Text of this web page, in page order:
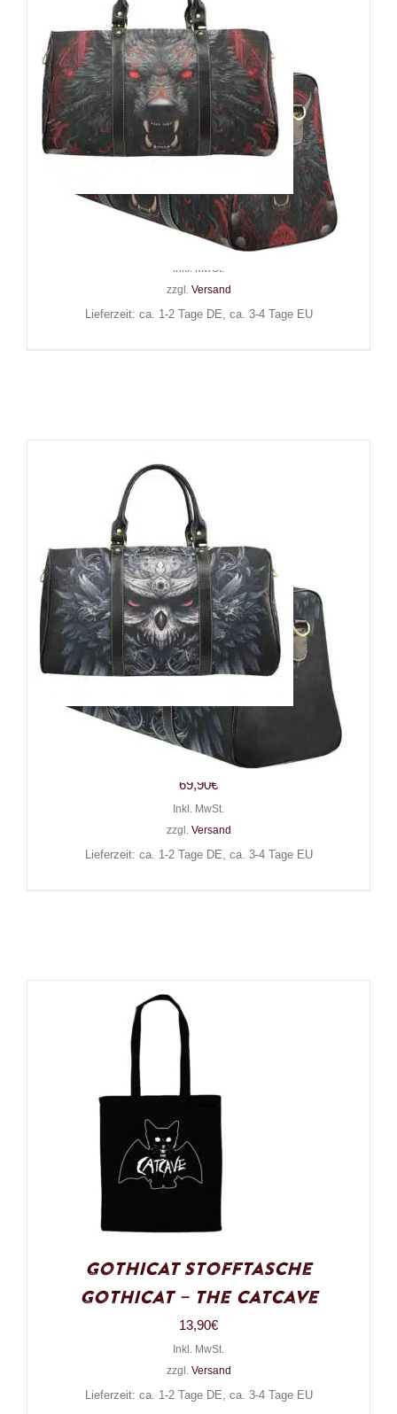
Barmetal Reisetasche Hellwolf
69,90€
Inkl. MwSt.
zzgl. Versand
Lieferzeit: ca. 1-2 Tage DE, ca. 3-4 Tage EU
Barmetal Reisetasche Metallic
Owl
69,90€
Inkl. MwSt.
zzgl. Versand
Lieferzeit: ca. 1-2 Tage DE, ca. 3-4 Tage EU
Gothicat Stofftasche
Gothicat – The Catcave
13,90€
Inkl. MwSt.
zzgl. Versand
Lieferzeit: ca. 1-2 Tage DE, ca. 3-4 Tage EU